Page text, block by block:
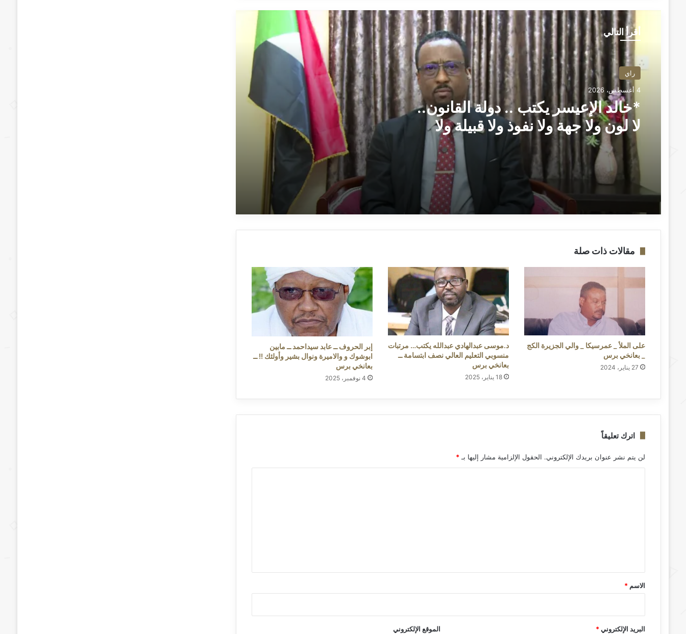
أقرأ التالي
راي
4 أغسطس، 2026
*خالد الإعيسر يكتب .. دولة القانون..
لا لون ولا جهة ولا نفوذ ولا قبيلة ولا
سلطة تُستغل* ــ بعانخي برس
ــ بعانخي برس
الشافعي طاشين يكتب .. البرهان في شارع
النيل (من ميدان الكرامة .. إلى شارع المواطن)
ــ بعانخي برس
*شاهيناز القرشي* تكتب..*إلى ملحدة* ــ
بعانخي برس
حرف ومعني ــ منى حمزة ــ مدني ولدت
شامخة ــ بعانخي برس
مرفأ الكلمات ــ عثمان عولي ــ السقوط من
أعلى الدرجات ــ بعانخي برس
(خمة نفس) ــ عبدالوهاب السنجك ــ مستشفى
أبو جبيهة.. استغاثة موقعة من الأهالي لوزارة
الصحة الاتحادية ــ بعانخي برس
(خمة نفس) ــ عبدالوهاب السنجك ــ مستشفى
أبو جبيهة.. استغاثة موقعة من الأهالي لوزارة
الصحة الاتحادية ــ بعانخي برس
مقالات ذات صلة
على الملأ _ عمرسيكا _ والي الجزيرة الكج
_ بعانخي برس
27 يناير، 2024
د.موسى عبدالهادي عبدالله يكتب… مرتبات
منسوبي التعليم العالي نصف ابتسامة ــ
بعانخي برس
18 يناير، 2025
إبر الحروف ــ عابد سيداحمد ــ مابين
ابوشوك و والاميرة ونوال بشير وأولئك !! ــ
بعانخي برس
4 نوفمبر، 2025
اترك تعليقاً
لن يتم نشر عنوان بريدك الإلكتروني. الحقول الإلزامية مشار إليها بـ *
*
الاسم *
البريد الإلكتروني* الموقع الإلكتروني